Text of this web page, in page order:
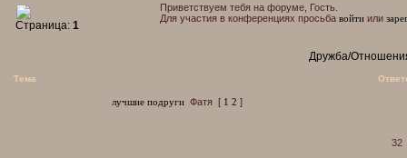
Приветствуем тебя на форуме, Гость.
Для участия в конференциях просьба войти или
Дружба/
Страница:1
Тема
лучшие подруги Фатя [ 1 2 ]
32